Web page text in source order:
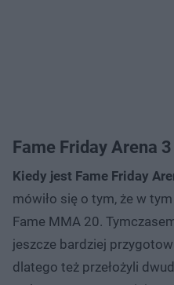
Fame Friday Arena
Kiedy jest Fame Friday
mówiło się o tym, że w
Fame MMA 20.
jeszcze bardziej
dlatego też przełożyli